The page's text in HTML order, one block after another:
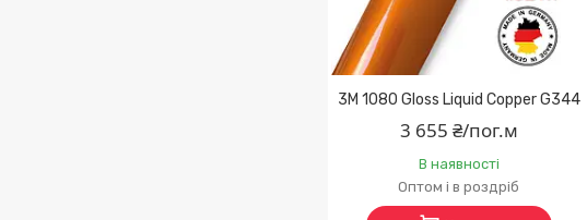
3M 1080 Gloss Liquid Copper G344
3 655 ₴/пог.м
В наявності
Оптом і в роздріб